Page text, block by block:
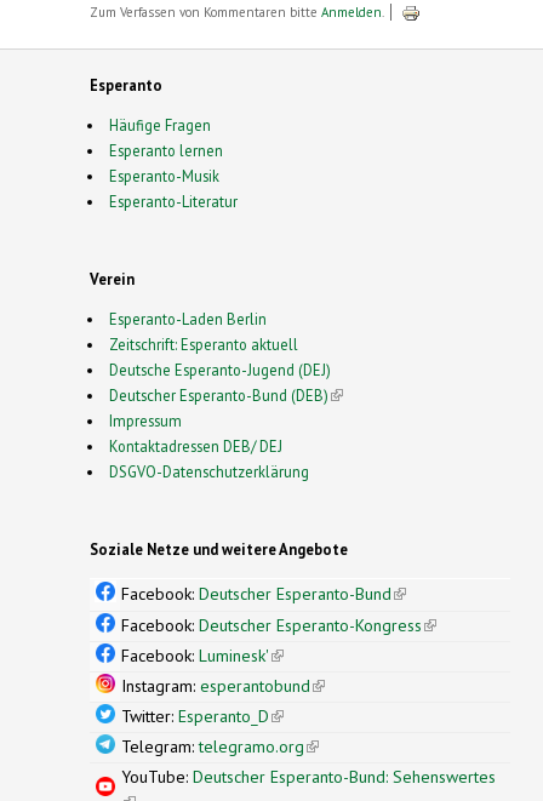
Zum Verfassen von Kommentaren bitte Anmelden
Esperanto
Häufige Fragen
Esperanto lernen
Esperanto-Musik
Esperanto-Literatur
Verein
Esperanto-Laden Berlin
Zeitschrift: Esperanto aktuell
Deutsche Esperanto-Jugend (DEJ)
Deutscher Esperanto-Bund (DEB)(link is external)
Impressum
Kontaktadressen DEB/ DEJ
DSGVO-Datenschutzerklärung
Soziale Netze und weitere Angebote
Facebook: Deutscher Esperanto-Bund(link is
external)
Facebook: Deutscher Esperanto-Kongress(link is
Facebook: Luminesk'(link is external)
Instagram: esperantobund(link is external)
Twitter: Esperanto_D(link is external)
Telegram:telegramo.org(link is external)
YouTube: Deutscher Esperanto-Bund: Sehenswertes